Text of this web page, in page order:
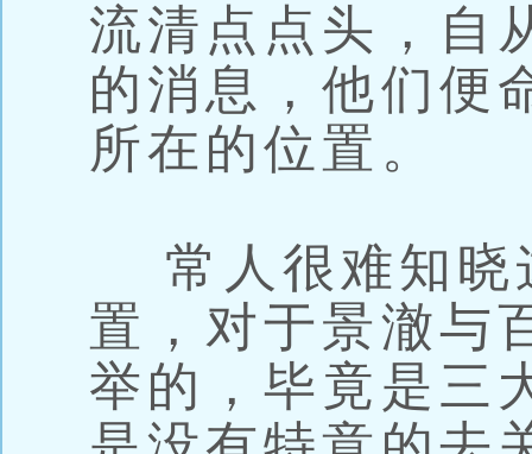
流清点点头，自
的消息，他们便
所在的位置。
常人很难知晓
置，对于景澈与
举的，毕竟是三